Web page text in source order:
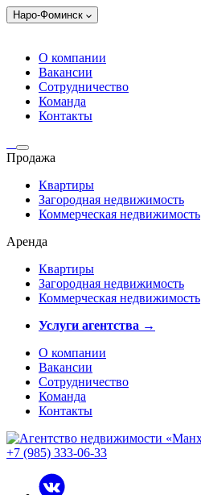
Наро-Фоминск
О компании
Вакансии
Сотрудничество
Команда
Контакты
Продажа
Квартиры
Загородная недвижимость
Коммерческая недвижимость
Аренда
Квартиры
Загородная недвижимость
Коммерческая недвижимость
Услуги агентства →
О компании
Вакансии
Сотрудничество
Команда
Контакты
+7 (985) 333-06-33